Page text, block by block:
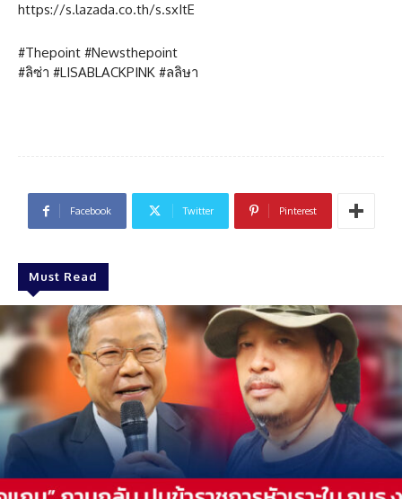
https://s.lazada.co.th/s.sxItE
#Thepoint #Newsthepoint
#ลิซ่า #LISABLACKPINK #ลลิษา
Facebook Twitter Pinterest
Must Read